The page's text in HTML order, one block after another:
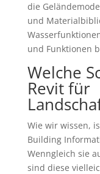
die
und
und Funktionen
Welche
Revit für
Wie wir wissen,
Building
Wenngleich sie
sind diese